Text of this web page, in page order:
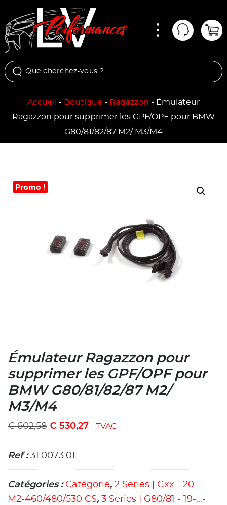
Mon
Accueil - Boutique - Ragazzon - Émulateur
Ragazzon pour supprimer les GPF/OPF pour BMW
G80/81/82/87 M2/ M3/M4
Promo !
Émulateur Ragazzon pour
supprimer les GPF/OPF pour
BMW G80/81/82/87 M2/
M3/M4
€602,58 € 530,27 TVAC
Ref :31.0073.01
Catégories : Catégorie, 2 Series | Gxx - 20-...-
M2-460/480/530 CS, 3 Series | G80/81 - 19-...-